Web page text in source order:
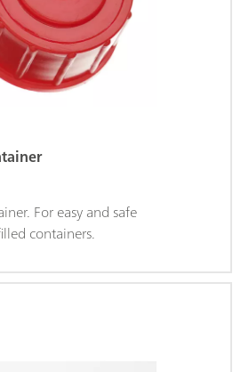
For easy and safe
containers.